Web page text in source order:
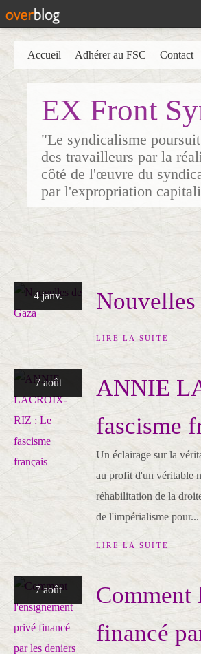
EX Front
"Le syndicalisme
des travailleurs par la
côté de l'œuvre du
par l'expropriation
Accueil Adhérer au FSC Contact
4 janv. Nouvelles
LIRE LA SUITE
7 août
ANNIE
fascisme
Un éclairage sur la
au profit d'un véritable
réhabilitation de la
de l'impérialisme pour...
LIRE LA SUITE
7 août
Comment
financé